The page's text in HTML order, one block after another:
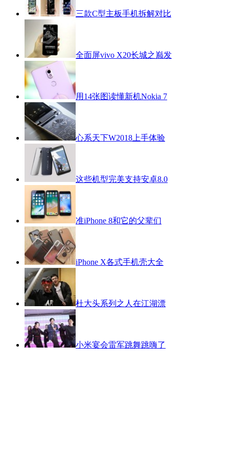
三款C型主板手机拆解对比
全面屏vivo X20长城之巅发
用14张图读懂新机Nokia 7
心系天下W2018上手体验
这些机型完美支持安卓8.0
准iPhone 8和它的父辈们
iPhone X各式手机壳大全
杜大头系列之人在江湖漂
小米宴会雷军跳舞跳嗨了